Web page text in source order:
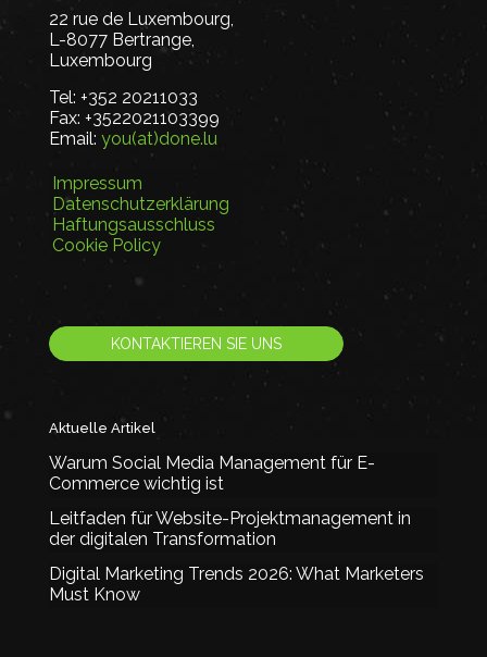
22 rue de Luxembourg,
L-8077 Bertrange,
Luxembourg
Tel: +352 20211033
Fax: +3522021103399
Email: you(at)done.lu
Impressum
Datenschutzerklärung
Haftungsausschluss
Cookie Policy
KONTAKTIEREN SIE UNS
Aktuelle Artikel
Warum Social Media Management für E-
Commerce wichtig ist
Leitfaden für Website-Projektmanagement in
der digitalen Transformation
Digital Marketing Trends 2026: What Marketers
Must Know